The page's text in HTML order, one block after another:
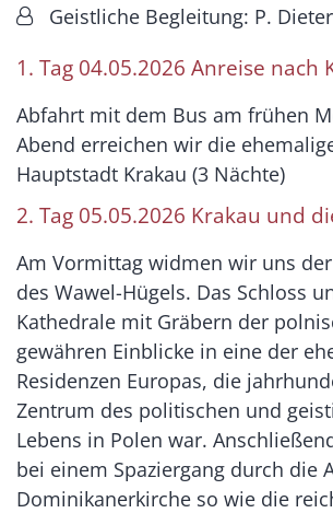
Von:Geistliche Begleitung: P.
1. Tag 04.05.2026 Anreise nach
Abfahrt mit dem Bus am frühen
Abend erreichen wir die
Hauptstadt Krakau (3 Nächte)
2. Tag 05.05.2026 Krakau und
Am Vormittag widmen wir uns
des Wawel-Hügels. Das Schloss
Kathedrale mit Gräbern der
gewähren Einblicke in eine der
Residenzen Europas, die
Zentrum des politischen und
Lebens in Polen war.
bei einem Spaziergang durch die
Dominikanerkirche so wie die